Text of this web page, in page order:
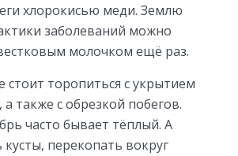
хлорокисью меди. Землю
заболеваний можно
молочком ещё раз.
стоит торопиться с укрытием
а также с обрезкой побегов.
часто бывает тёплый. А
кусты, перекопать вокруг